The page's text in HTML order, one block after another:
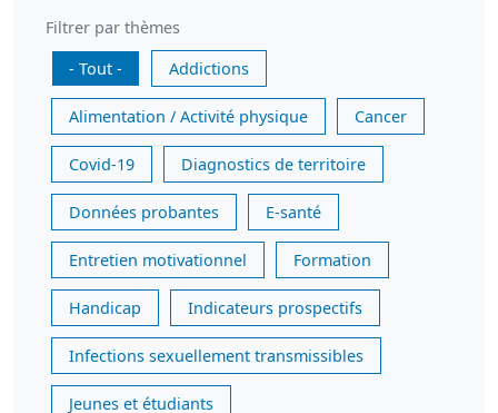
Filtrer par thèmes
- Tout -
Addictions
Alimentation / Activité physique Cancer
Covid-19 Diagnostics de territoire
Données probantes E-santé
Entretien motivationnel Formation
Handicap Indicateurs prospectifs
Infections sexuellement transmissibles
Jeunes et étudiants